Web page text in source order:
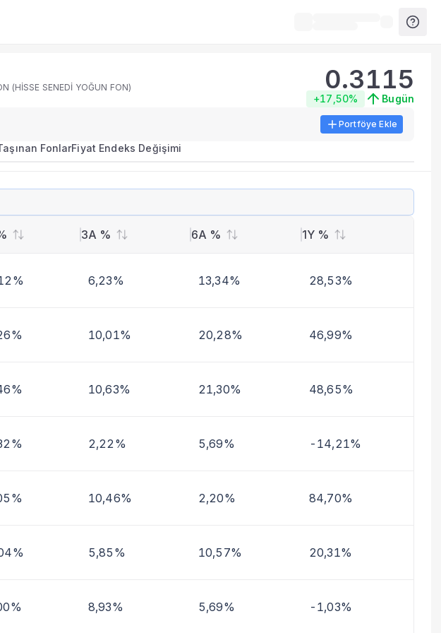
analizi.
(HİSSE SENEDİ YOĞUN FON)
0.3115
+17,50% Bugün
Portföye Ekle
FonlarFiyat Endeks Değişimi
3A % 6A % 1Y %
6,23% 13,34% 28,53%
10,01% 20,28% 46,99%
10,63% 21,30% 48,65%
2,22% 5,69% -14,21%
10,46% 2,20% 84,70%
5,85% 10,57% 20,31%
8,93% 5,69% -1,03%